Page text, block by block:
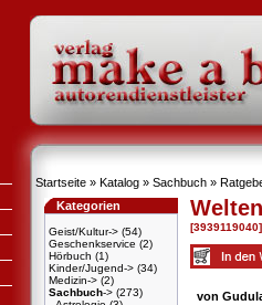
Startseite » Katalog » Sachbuch »
Kategorien
Geist/Kultur-> (54)
Geschenkservice (2)
Hörbuch (1)
Kinder/Jugend-> (34)
Medizin-> (2)
Sachbuch-> (273)
[3939119040]
von